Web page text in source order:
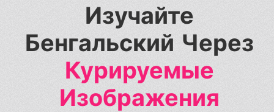
Изучайте
Бенгальский Через
Курируемые
Изображения